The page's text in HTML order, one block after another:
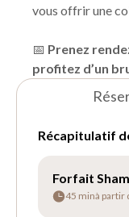
vous offrir une
📅 Prenez
profitez d’un